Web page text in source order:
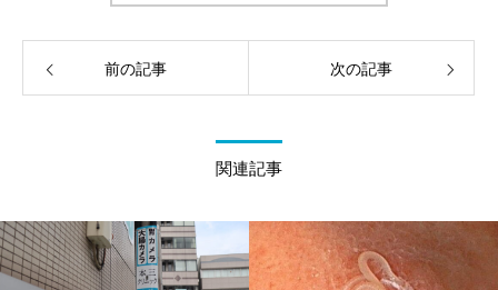
前の記事 次の記事
関連記事